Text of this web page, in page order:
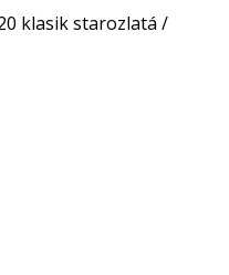
klasik starozlatá /